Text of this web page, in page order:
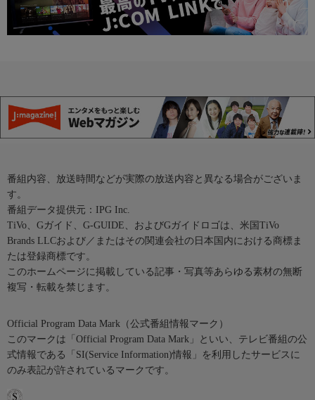
番組内容、放送時間などが実際の放送内容と異なる場合がございま
す。
番組データ提供元：IPG Inc.
TiVo、Gガイド、G-GUIDE、およびGガイドロゴは、米国TiVo
Brands LLCおよび／またはその関連会社の日本国内における商標ま
たは登録商標です。
このホームページに掲載している記事・写真等あらゆる素材の無断
複写・転載を禁じます。
Official Program Data Mark（公式番組情報マーク）
このマークは「Official Program Data Mark」といい、テレビ番組の公
式情報である「SI(Service Information)情報」を利用したサービスに
のみ表記が許されているマークです。